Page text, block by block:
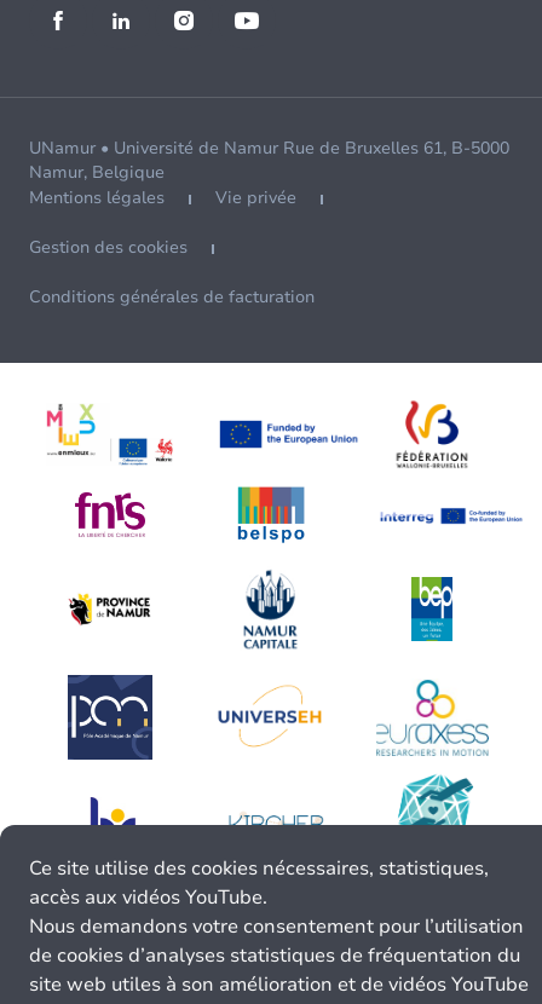
UNamur • Université de Namur Rue de Bruxelles 61, B-5000
Namur, Belgique
Mentions légales
Vie privée
Gestion des cookies
Conditions générales de facturation
Ce site utilise des cookies nécessaires, statistiques,
accès aux vidéos YouTube.
Nous demandons votre consentement pour l’utilisation
de cookies d’analyses statistiques de fréquentation du
site web utiles à son amélioration et de vidéos YouTube